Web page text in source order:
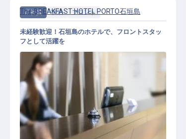
正社員 宿泊 フロント
フロントスタッフ
The BREAKFAST HOTEL PORTO石垣島
未経験歓迎！石垣島のホテルで、フロントスタッ
フとして活躍を